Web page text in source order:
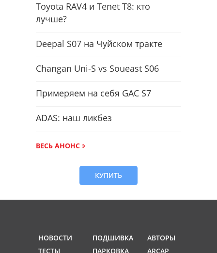
Toyota RAV4 и Tenet T8: кто
лучше?
Deepal S07 на Чуйском тракте
Changan Uni-S vs Soueast S06
Примеряем на себя GAC S7
ADAS: наш ликбез
ВЕСЬ АНОНС
КУПИТЬ
НОВОСТИ
ТЕСТЫ
ПОДШИВКА
ПАРКОВКА
АВТОРЫ
ARCAP